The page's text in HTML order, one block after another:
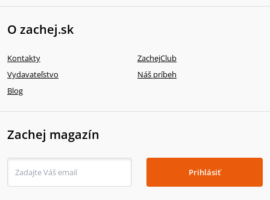
O zachej.sk
Kontakty
ZachejClub
Vydavateľstvo
Náš príbeh
Blog
Zachej magazín
Prihlásiť